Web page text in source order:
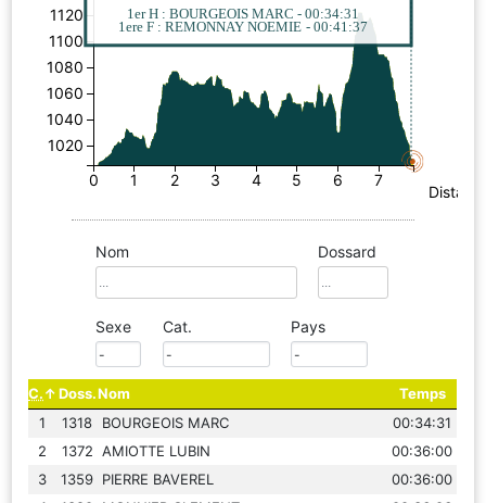
0 1 2 3 4 5 6 7
1020
1040
1060
1080
1100
1120
1er H : BOURGEOIS MARC - 00:34:31
1ere F : REMONNAY NOEMIE - 00:41:37
Nom Dossard
Sexe Cat. Pays
C. Doss.Nom
Temps
1
1318 BOURGEOIS MARC
00:34:31
2
1372 AMIOTTE LUBIN
00:36:00
3
1359 PIERRE BAVEREL
00:36:00